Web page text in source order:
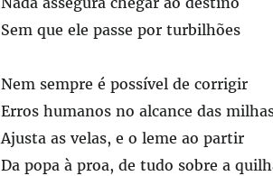
Sem que ele passe por turbilhões
Nem sempre é possível de corrigir
Erros humanos no alcance das
Ajusta as velas, e o leme ao partir
Da popa à proa, de tudo sobre a